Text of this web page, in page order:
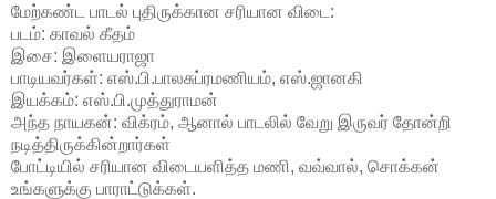
மேற்கண்ட பாடல் புதிருக்கான சரியான விடை:
படம்: காவல் கீதம்
இசை: இளையராஜா
பாடியவர்கள்: எஸ்.பி.பாலசுப்ரமணியம், எஸ்.ஜானகி
இயக்கம்: எஸ்.பி.முத்துராமன்
அந்த நாயகன்: விக்ரம், ஆனால் பாடலில் வேறு இருவர் தோன்றி
நடித்திருக்கின்றார்கள்
போட்டியில் சரியான விடையளித்த மணி, வவ்வால், சொக்கன்
உங்களுக்கு பாராட்டுக்கள்.